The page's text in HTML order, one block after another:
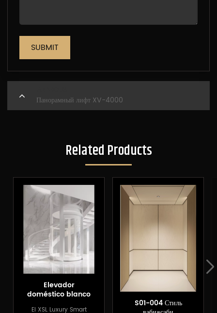
SUBMIT
Панорамный лифт XV-4000
Related Products
Elevador
doméstico blanco
El XSL Luxury Smart
S01-004 Стиль